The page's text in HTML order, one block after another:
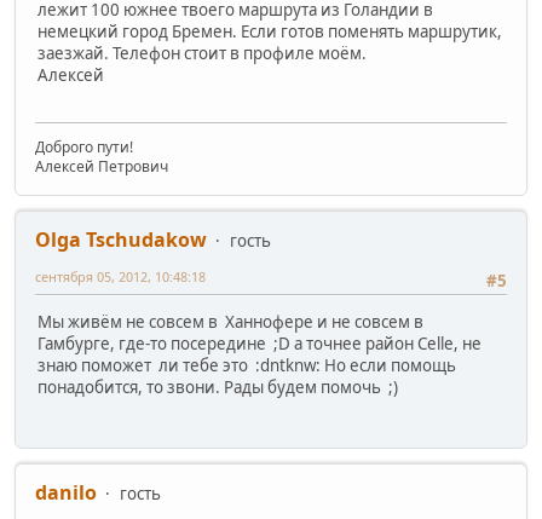
лежит 100 южнее твоего маршрута из Голандии в
немецкий город Бремен. Если готов поменять маршрутик,
заезжай. Телефон стоит в профиле моём.
Алексей
Доброго пути!
Алексей Петрович
Olga Tschudakow
гость
#5
сентября 05, 2012, 10:48:18
Мы живём не совсем в Ханнофере и не совсем в
Гамбурге, где-то посередине ;D а точнее район Celle, не
знаю поможет ли тебе это :dntknw: Но если помощь
понадобится, то звони. Рады будем помочь ;)
danilo
гость